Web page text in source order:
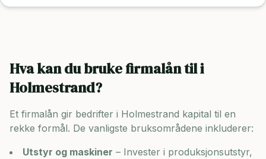
Hva kan du bruke firmalån til i
Holmestrand?
Et firmalån gir bedrifter i Holmestrand kapital til en
rekke formål. De vanligste bruksområdene inkluderer:
Utstyr og maskiner – Invester i produksjonsutstyr,